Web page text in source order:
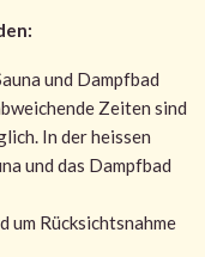
und Dampfbad
Zeiten sind
In der heissen
und das Dampfbad
um Rücksichtsnahme